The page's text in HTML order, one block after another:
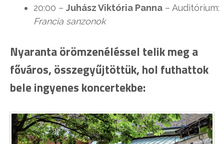
20:00 – Juhász Viktória Panna – Auditórium:
Francia sanzonok
Nyaranta örömzenéléssel telik meg a
főváros, összegyűjtöttük, hol futhattok
bele ingyenes koncertekbe: